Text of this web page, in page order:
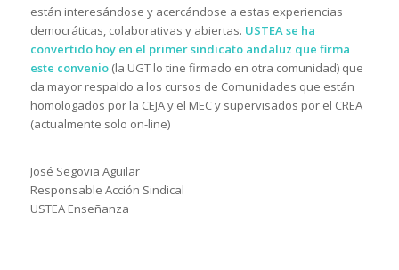
están interesándose y acercándose a estas experiencias
democráticas, colaborativas y abiertas. USTEA se ha
convertido hoy en el primer sindicato andaluz que firma
este convenio (la UGT lo tine firmado en otra comunidad) que
da mayor respaldo a los cursos de Comunidades que están
homologados por la CEJA y el MEC y supervisados por el CREA
(actualmente solo on-line)
José Segovia Aguilar
Responsable Acción Sindical
USTEA Enseñanza